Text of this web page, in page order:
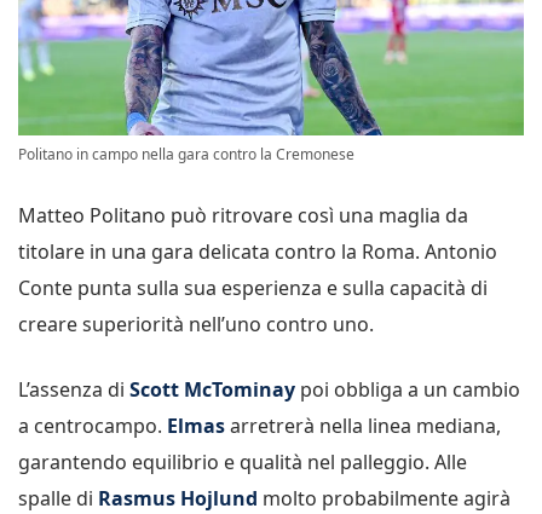
Politano in campo nella gara contro la Cremonese
Matteo Politano può ritrovare così una maglia da
titolare in una gara delicata contro la Roma. Antonio
Conte punta sulla sua esperienza e sulla capacità di
creare superiorità nell’uno contro uno.
L’assenza di Scott McTominay poi obbliga a un cambio
a centrocampo. Elmasarretrerà nella linea mediana,
garantendo equilibrio e qualità nel palleggio. Alle
spalle di Rasmus Hojlund molto probabilmente agirà